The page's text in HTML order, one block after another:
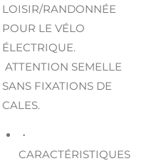
LOISIR/RANDONNÉE
POUR LE VÉLO
ÉLECTRIQUE.
ATTENTION SEMELLE
SANS FIXATIONS DE
CALES.
・
CARACTÉRISTIQUES